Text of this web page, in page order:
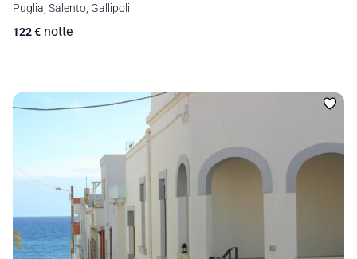
Puglia, Salento, Gallipoli
122€ notte